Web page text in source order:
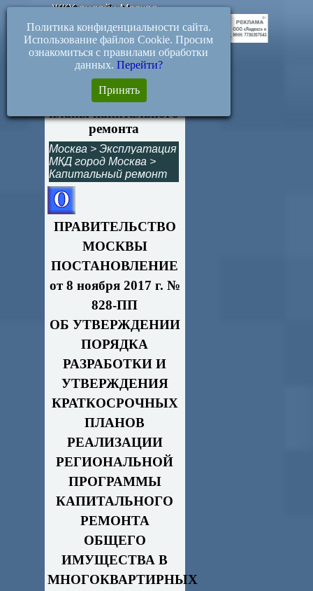
ЖКХ-онлайн.Москва
828-ПП.
Краткосрочные
планы капитального
ремонта
Москва >Эксплуатация
МКД город Москва >
Капитальный ремонт
ПРАВИТЕЛЬСТВО
МОСКВЫ
ПОСТАНОВЛЕНИЕ
от 8 ноября 2017 г. №
828-ПП
ОБ УТВЕРЖДЕНИИ
ПОРЯДКА
РАЗРАБОТКИ И
УТВЕРЖДЕНИЯ
КРАТКОСРОЧНЫХ
ПЛАНОВ
РЕАЛИЗАЦИИ
РЕГИОНАЛЬНОЙ
ПРОГРАММЫ
КАПИТАЛЬНОГО
РЕМОНТА
ОБЩЕГО
ИМУЩЕСТВА В
МНОГОКВАРТИРНЫХ
Политика конфиденциальности сайта.
Использование файлов Cookie. Просим
ознакомиться с правилами обработки
данных. Перейти?
Принять